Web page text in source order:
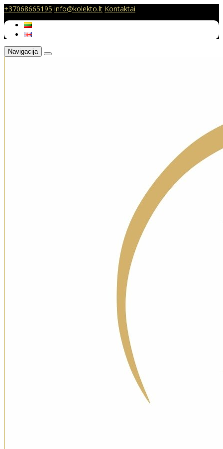
+37068665195 info@kolekto.lt Kontaktai
Navigacija